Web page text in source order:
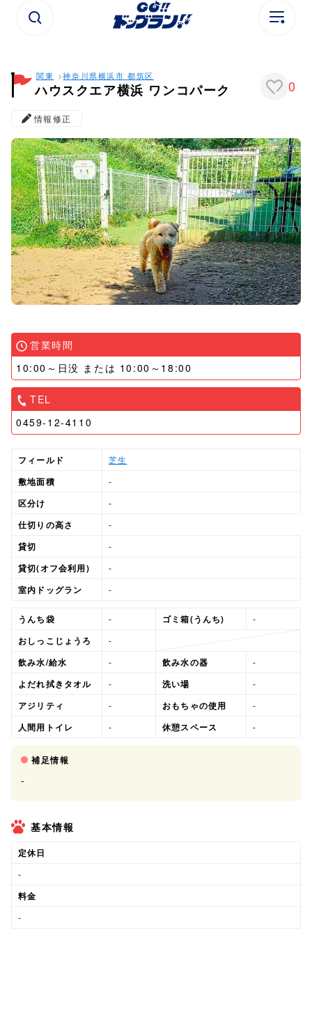
関東 神奈川県横浜市 都筑区
ハウスクエア横浜 ワンコパーク 0
情報修正
営業時間
10:00～日没 または 10:00～18:00
TEL
0459-12-4110
フィールド 芝生
敷地面積 -
区分け -
仕切りの高さ -
貸切 -
貸切(オフ会利用) -
室内ドッグラン -
うんち袋 - ゴミ箱(うんち) -
おしっこじょうろ -
飲み水/給水 - 飲み水の器 -
よだれ拭きタオル - 洗い場 -
アジリティ - おもちゃの使用 -
人間用トイレ - 休憩スペース -
補足情報
-
基本情報
定休日
-
料金
-